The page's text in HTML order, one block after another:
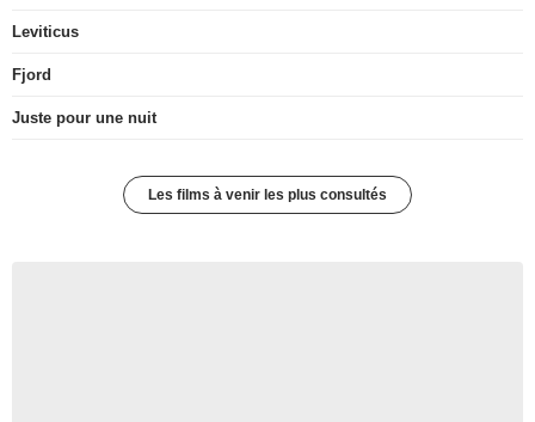
Leviticus
Fjord
Juste pour une nuit
Les films à venir les plus consultés